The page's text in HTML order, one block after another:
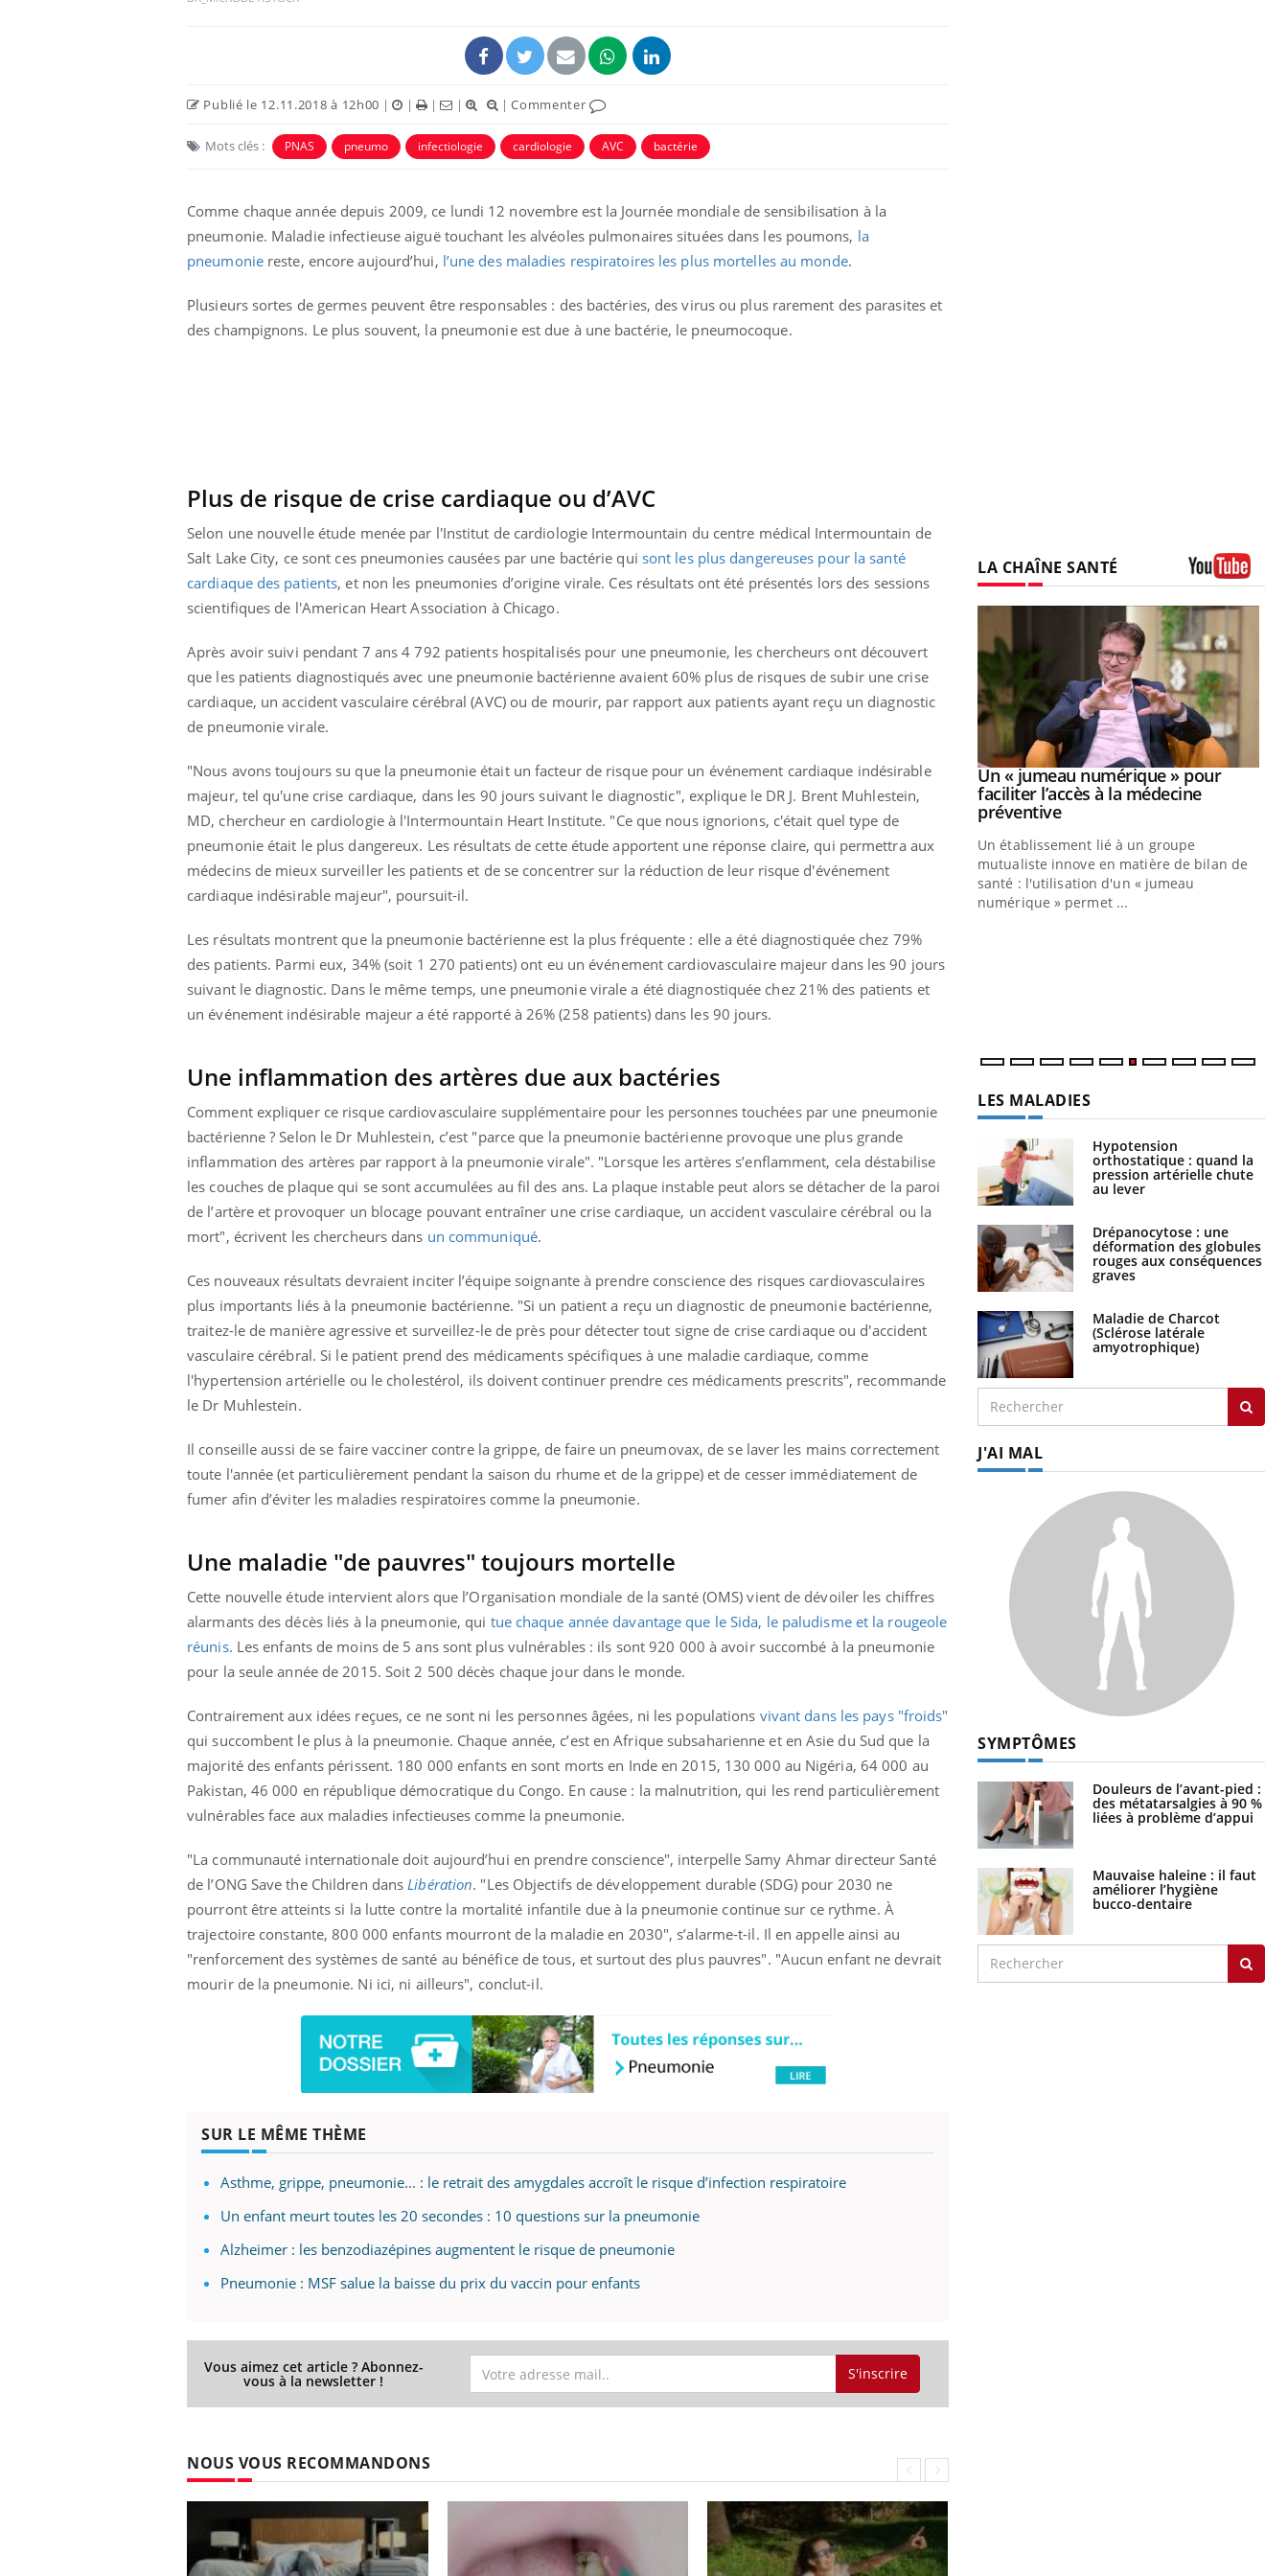
Publié le 12.11.2018 à 12h00 | | | | |Commenter
Mots clés : PNAS pneumo infectiologie cardiologie AVC bactérie
Comme chaque année depuis 2009, ce lundi 12 novembre est la Journée mondiale de sensibilisation à la
pneumonie. Maladie infectieuse aiguë touchant les alvéoles pulmonaires situées dans les poumons, la
pneumoniereste, encore aujourd’hui, l’une des maladies respiratoires les plus mortelles au monde.
Plusieurs sortes de germes peuvent être responsables : des bactéries, des virus ou plus rarement des parasites et
des champignons. Le plus souvent, la pneumonie est due à une bactérie, le pneumocoque.
Plus de risque de crise cardiaque ou d’AVC
Selon une nouvelle étude menée par l'Institut de cardiologie Intermountain du centre médical Intermountain de
Salt Lake City, ce sont ces pneumonies causées par une bactérie qui sont les plus dangereuses pour la santé
cardiaque des patients, et non les pneumonies d’origine virale. Ces résultats ont été présentés lors des sessions
scientifiques de l'American Heart Association à Chicago.
Après avoir suivi pendant 7 ans 4 792 patients hospitalisés pour une pneumonie, les chercheurs ont découvert
que les patients diagnostiqués avec une pneumonie bactérienne avaient 60% plus de risques de subir une crise
cardiaque, un accident vasculaire cérébral (AVC) ou de mourir, par rapport aux patients ayant reçu un diagnostic
de pneumonie virale.
"Nous avons toujours su que la pneumonie était un facteur de risque pour un événement cardiaque indésirable
majeur, tel qu'une crise cardiaque, dans les 90 jours suivant le diagnostic", explique le DR J. Brent Muhlestein,
MD, chercheur en cardiologie à l'Intermountain Heart Institute. "Ce que nous ignorions, c'était quel type de
pneumonie était le plus dangereux. Les résultats de cette étude apportent une réponse claire, qui permettra aux
médecins de mieux surveiller les patients et de se concentrer sur la réduction de leur risque d'événement
cardiaque indésirable majeur", poursuit-il.
Les résultats montrent que la pneumonie bactérienne est la plus fréquente : elle a été diagnostiquée chez 79%
des patients. Parmi eux, 34% (soit 1 270 patients) ont eu un événement cardiovasculaire majeur dans les 90 jours
suivant le diagnostic. Dans le même temps, une pneumonie virale a été diagnostiquée chez 21% des patients et
un événement indésirable majeur a été rapporté à 26% (258 patients) dans les 90 jours.
Une inflammation des artères due aux bactéries
Comment expliquer ce risque cardiovasculaire supplémentaire pour les personnes touchées par une pneumonie
bactérienne ? Selon le Dr Muhlestein, c’est "parce que la pneumonie bactérienne provoque une plus grande
inflammation des artères par rapport à la pneumonie virale". "Lorsque les artères s’enflamment, cela déstabilise
les couches de plaque qui se sont accumulées au fil des ans. La plaque instable peut alors se détacher de la paroi
de l’artère et provoquer un blocage pouvant entraîner une crise cardiaque, un accident vasculaire cérébral ou la
mort", écrivent les chercheurs dans un communiqué.
Ces nouveaux résultats devraient inciter l’équipe soignante à prendre conscience des risques cardiovasculaires
plus importants liés à la pneumonie bactérienne. "Si un patient a reçu un diagnostic de pneumonie bactérienne,
traitez-le de manière agressive et surveillez-le de près pour détecter tout signe de crise cardiaque ou d'accident
vasculaire cérébral. Si le patient prend des médicaments spécifiques à une maladie cardiaque, comme
l'hypertension artérielle ou le cholestérol, ils doivent continuer prendre ces médicaments prescrits", recommande
le Dr Muhlestein.
Il conseille aussi de se faire vacciner contre la grippe, de faire un pneumovax, de se laver les mains correctement
toute l'année (et particulièrement pendant la saison du rhume et de la grippe) et de cesser immédiatement de
fumer afin d’éviter les maladies respiratoires comme la pneumonie.
Une maladie "de pauvres" toujours mortelle
Cette nouvelle étude intervient alors que l’Organisation mondiale de la santé (OMS) vient de dévoiler les chiffres
alarmants des décès liés à la pneumonie, qui tue chaque année davantage que le Sida, le paludisme et la rougeole
réunis. Les enfants de moins de 5 ans sont plus vulnérables : ils sont 920 000 à avoir succombé à la pneumonie
pour la seule année de 2015. Soit 2 500 décès chaque jour dans le monde.
Contrairement aux idées reçues, ce ne sont ni les personnes âgées, ni les populations vivant dans les pays "froids"
qui succombent le plus à la pneumonie. Chaque année, c’est en Afrique subsaharienne et en Asie du Sud que la
majorité des enfants périssent. 180 000 enfants en sont morts en Inde en 2015, 130 000 au Nigéria, 64 000 au
Pakistan, 46 000 en république démocratique du Congo. En cause : la malnutrition, qui les rend particulièrement
vulnérables face aux maladies infectieuses comme la pneumonie.
"La communauté internationale doit aujourd’hui en prendre conscience", interpelle Samy Ahmar directeur Santé
de l’ONG Save the Children dans Libération. "Les Objectifs de développement durable (SDG) pour 2030 ne
pourront être atteints si la lutte contre la mortalité infantile due à la pneumonie continue sur ce rythme. À
trajectoire constante, 800 000 enfants mourront de la maladie en 2030", s’alarme-t-il. Il en appelle ainsi au
"renforcement des systèmes de santé au bénéfice de tous, et surtout des plus pauvres". "Aucun enfant ne devrait
mourir de la pneumonie. Ni ici, ni ailleurs", conclut-il.
SUR LE MÊME THÈME
Asthme, grippe, pneumonie... : le retrait des amygdales accroît le risque d’infection respiratoire
Un enfant meurt toutes les 20 secondes : 10 questions sur la pneumonie
Alzheimer : les benzodiazépines augmentent le risque de pneumonie
Pneumonie : MSF salue la baisse du prix du vaccin pour enfants
Vous aimez cet article ? Abonnez-
vous à la newsletter ! S'inscrire
NOUS VOUS RECOMMANDONS
LA CHAÎNE SANTÉ
Insuline & Charge mentale : et si on
osait en parler?? Youtube
En 2026, l'insuline dans le diabète de type 2
reste entourée d'idées reçues chez les
patients comme parfois chez les soignants.
Youtube
Eczéma Chronique des Mains : se
préparer pour l’été !Youtube
L'été arrive… et avec lui, un tout nouveau
rythme de vie ! Vacances, plage, piscine,
soleil, activités en plein air… Nos mains
sont ...
Youtube
Diabète & Ramadan 2026Youtube
Le Ramadan approche, et, pour de
nombreuses personnes atteintes de
diabète, c'est une période de questions, de
défis, mais ...
Youtube
Un « jumeau numérique » pour
faciliter l’accès à la médecine
préventiveYoutube
Un établissement lié à un groupe
mutualiste innove en matière de bilan de
santé : l'utilisation d'un « jumeau
numérique » permet ...
LES MALADIES
Hypotension
orthostatique : quand la
pression artérielle chute
au lever
Drépanocytose : une
déformation des globules
rouges aux conséquences
graves
Maladie de Charcot
(Sclérose latérale
amyotrophique)
J'AI MAL
SYMPTÔMES
Douleurs de l’avant-pied :
des métatarsalgies à 90 %
liées à problème d’appui
Mauvaise haleine : il faut
améliorer l’hygiène
bucco-dentaire